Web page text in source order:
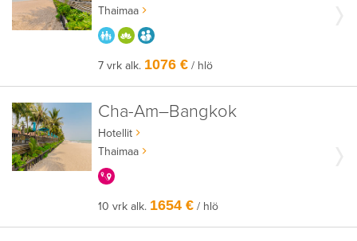
Thaimaa
PARASTA PERHEELLE
HYVÄÄN OLOON
7 vrk alk. 1076 € / hlö
Cha-Am–Bangkok
Hotellit
Thaimaa
10 vrk alk. 1654 € / hlö